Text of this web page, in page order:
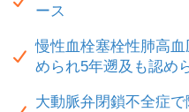
ース
慢性血栓塞栓性肺高
められ5年遡及も認め
大動脈弁閉鎖不全症